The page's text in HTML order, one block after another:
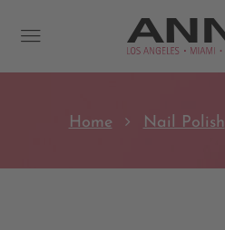
Home Nail Polish